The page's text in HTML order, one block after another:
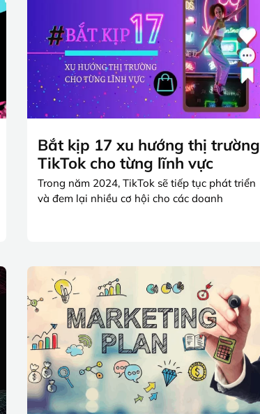
Bắt kịp 17 xu hướng thị trường
TikTok cho từng lĩnh vực
Trong năm 2024, TikTok sẽ tiếp tục phát triển
và đem lại nhiều cơ hội cho các doanh